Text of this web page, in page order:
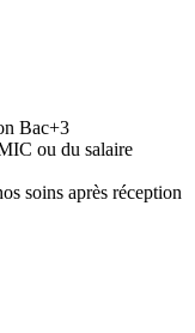
Bac+3
ou du salaire
soins après réception